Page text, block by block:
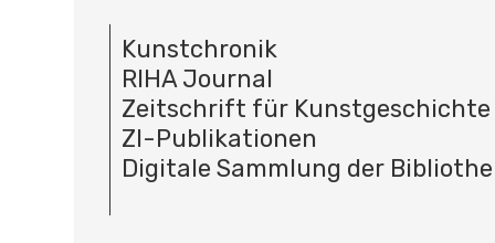
Kunstchronik
RIHA Journal
Zeitschrift für Kunstgeschichte
ZI-Publikationen
Digitale Sammlung der